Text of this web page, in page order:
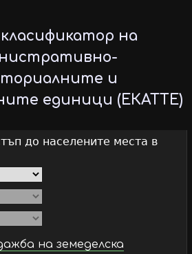
на
и
единици (ЕКАТТЕ)
до населените места в
на земеделска